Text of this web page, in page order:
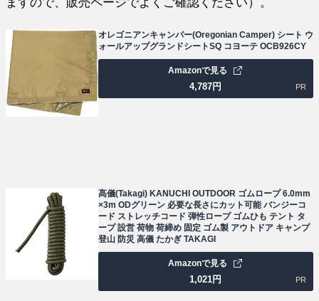
オレゴニアンキャンパー(Oregonian Camper) シート ウ
ォールアップグランドシートSQ コヨーテ OCB926CY
4,787円
Amazonで見る
PR
髙儀(Takagi) KANUCHI OUTDOOR ゴムロープ 6.0mm
×3m ODグリーン 必要な長さにカット可能 バンジーコ
ード ストレッチコード 弾性ロープ ゴムひも テント タ
ープ 設営 荷物 荷締め 固定 ゴム製 アウトドア キャンプ
登山 防災 高儀 たかぎ TAKAGI
1,021円
Amazonで見る
PR